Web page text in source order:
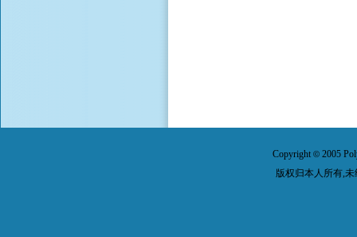
Copyright© 2005
版权归本人所有,